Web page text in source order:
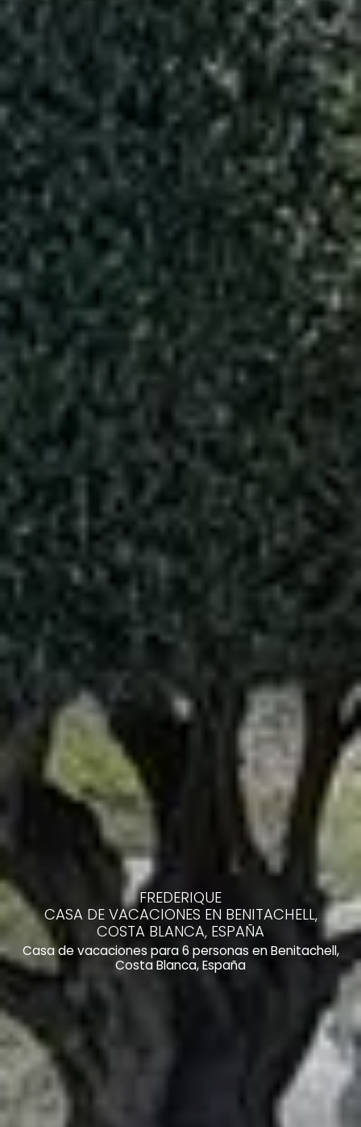
FREDERIQUE
CASA DE VACACIONES EN BENITACHELL,
COSTA BLANCA, ESPAÑA
Casa de vacaciones para 6 personas en Benitachell,
Costa Blanca, España